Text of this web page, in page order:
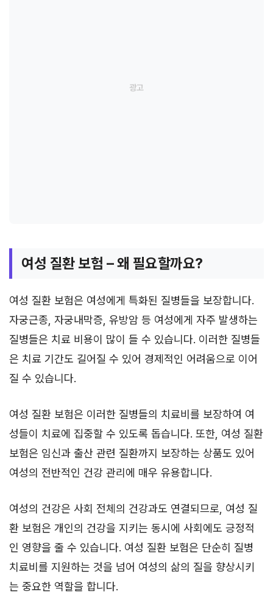
여성 질환 보험 – 왜 필요할까요?
여성 질환 보험은 여성에게 특화된 질병들을 보장합니다.
자궁근종, 자궁내막증, 유방암 등 여성에게 자주 발생하는
질병들은 치료 비용이 많이 들 수 있습니다. 이러한 질병들
은 치료 기간도 길어질 수 있어 경제적인 어려움으로 이어
질 수 있습니다.
여성 질환 보험은 이러한 질병들의 치료비를 보장하여 여
성들이 치료에 집중할 수 있도록 돕습니다. 또한, 여성 질환
보험은 임신과 출산 관련 질환까지 보장하는 상품도 있어
여성의 전반적인 건강 관리에 매우 유용합니다.
여성의 건강은 사회 전체의 건강과도 연결되므로, 여성 질
환 보험은 개인의 건강을 지키는 동시에 사회에도 긍정적
인 영향을 줄 수 있습니다. 여성 질환 보험은 단순히 질병
치료비를 지원하는 것을 넘어 여성의 삶의 질을 향상시키
는 중요한 역할을 합니다.